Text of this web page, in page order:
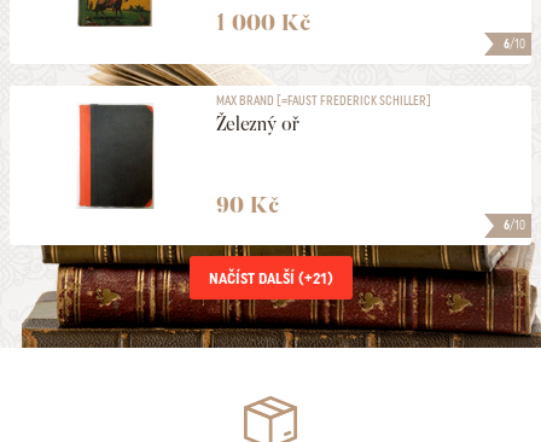
6/10
1 000 Kč
6/10
MAX BRAND [=FAUST FREDERICK SCHILLER]
Železný oř
90 Kč
NAČÍST DALŠÍ (+21)